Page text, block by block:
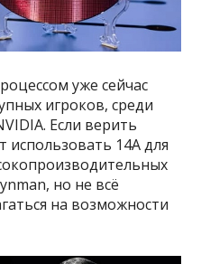
уже сейчас
игроков, среди
Если верить
использовать 14A для
но не всё
на возможности